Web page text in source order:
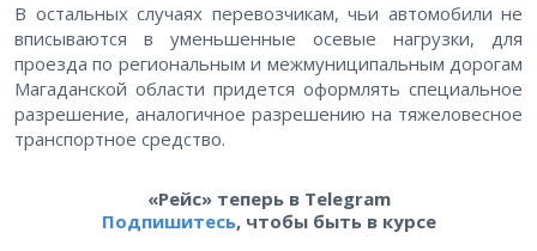
В остальных случаях перевозчикам, чьи автомобили не
вписываются в уменьшенные осевые нагрузки, для
проезда по региональным и межмуниципальным дорогам
Магаданской области придется оформлять специальное
разрешение, аналогичное разрешению на тяжеловесное
транспортное средство.
«Рейс» теперь в Telegram
Подпишитесь, чтобы быть в курсе